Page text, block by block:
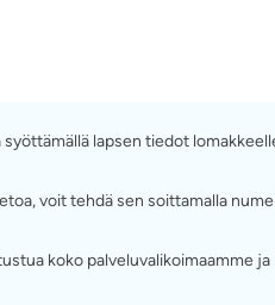
lapsen tiedot
voit tehdä sen soittamalla
koko palveluvalikoimaamme ja